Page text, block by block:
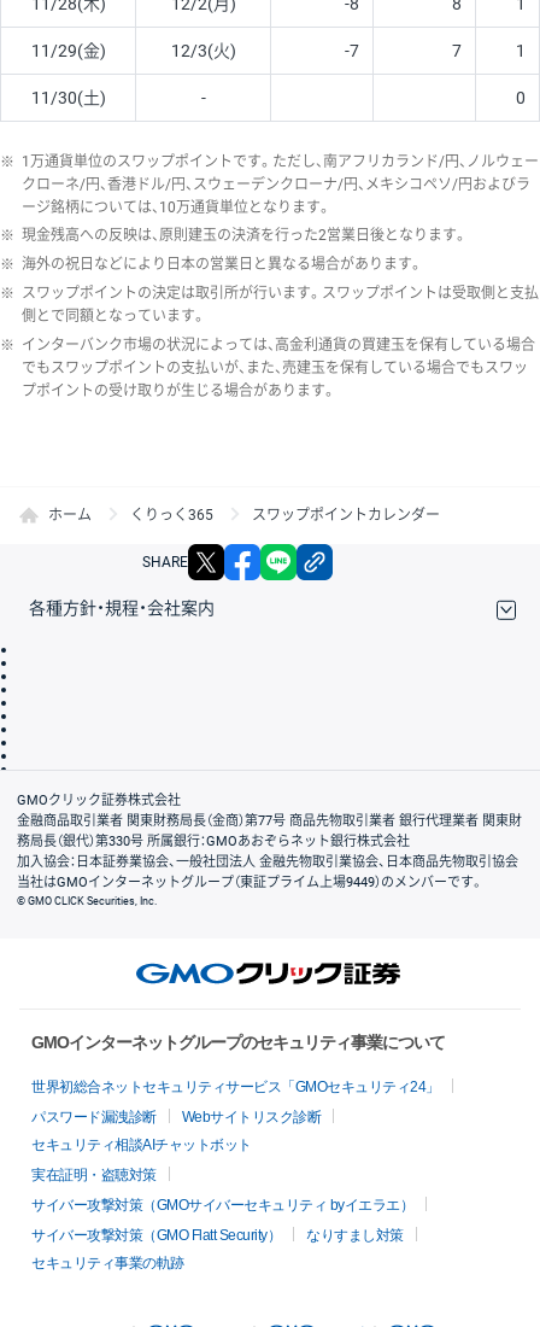
11/29(金) 12/3(火) -7 7 1
11/30(土) - 0
※ 1万通貨単位のスワップポイントです。ただし、南アフリカランド/円、ノルウェー
クローネ/円、香港ドル/円、スウェーデンクローナ/円、メキシコペソ/円およびラ
ージ銘柄については、10万通貨単位となります。
※ 現金残高への反映は、原則建玉の決済を行った2営業日後となります。
※ 海外の祝日などにより日本の営業日と異なる場合があります。
※ スワップポイントの決定は取引所が行います。スワップポイントは受取側と支払
側とで同額となっています。
※ インターバンク市場の状況によっては、高金利通貨の買建玉を保有している場合
でもスワップポイントの支払いが、また、売建玉を保有している場合でもスワッ
プポイントの受け取りが生じる場合があります。
ホーム くりっく365 スワップポイントカレンダー
SHARE X facebook
各種方針・規程・会社案内
会社案内
GMOクリック証券株式会社
金融商品取引業者 関東財務局長（金商）第77号 商品先物取引業者 銀行代理業者 関東財
務局長（銀代）第330号 所属銀行：GMOあおぞらネット銀行株式会社
加入協会：日本証券業協会、一般社団法人 金融先物取引業協会、日本商品先物取引協会
当社はGMOインターネットグループ（東証プライム上場9449）のメンバーです。
© GMO CLICK Securities, Inc.
GMOインターネットグループのセキュリティ事業について
世界初総合ネットセキュリティサービス「GMOセキュリティ24」
パスワード漏洩診断
Webサイトリスク診断
セキュリティ相談AIチャットボット
実在証明・盗聴対策
サイバー攻撃対策（GMOサイバーセキュリティ byイエラエ）
サイバー攻撃対策（GMO Flatt Security）
なりすまし対策
セキュリティ事業の軌跡